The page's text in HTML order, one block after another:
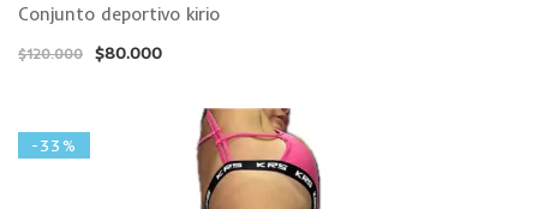
Conjunto deportivo kirio
$120.000 $80.000
-33%